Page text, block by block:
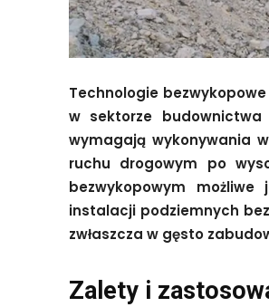
Technologie
w sektorze
wymagają wykonywania
ruchu drogowym po
bezwykopowym
instalacji podziemnych
zwłaszcza w gęsto
Zalety i